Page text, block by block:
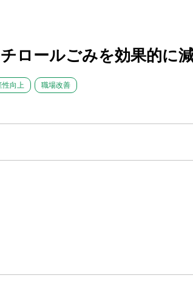
ロールごみを効果的に
性向上 職場改善